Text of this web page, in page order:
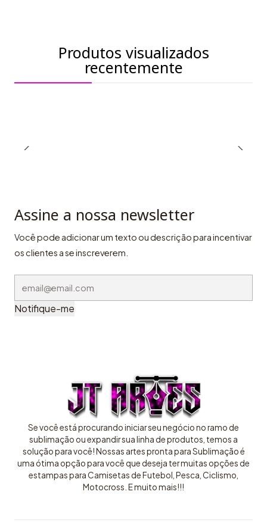
Produtos visualizados
recentemente
Assine a nossa newsletter
Você pode adicionar um texto ou descrição para incentivar
os clientes a se inscreverem.
Notifique-me
Se você está procurando iniciar seu negócio no ramo de
sublimação ou expandir sua linha de produtos, temos a
solução para você! Nossas artes pronta para Sublimação é
uma ótima opção para você que deseja ter muitas opções de
estampas para Camisetas de Futebol, Pesca, Ciclismo,
Motocross. E muito mais!!!